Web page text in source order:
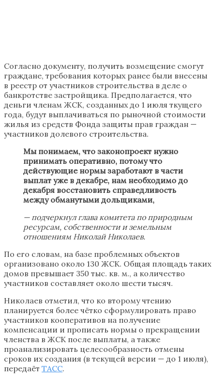
Согласно документу, получить возмещение смогут
граждане, требования которых ранее были внесены
в реестр от участников строительства в деле о
банкротстве застройщика. Предполагается, что
деньги членам ЖСК, созданных до 1 июля ткущего
года, будут выплачиваться по рыночной стоимости
жилья из средств Фонда защиты прав граждан —
участников долевого строительства.
Мы понимаем, что законопроект нужно
принимать оперативно, потому что
действующие нормы заработают в части
выплат уже в декабре, нам необходимо до
декабря восстановить справедливость
между обманутыми дольщиками,
— подчеркнул глава комитета по природным
ресурсам, собственности и земельным
отношениям Николай Николаев.
По его словам, на базе проблемных объектов
организовано около 130 ЖСК. Общая площадь таких
домов превышает 350 тыс. кв. м., а количество
участников составляет около шести тысяч.
Николаев отметил, что ко второму чтению
планируется более чётко сформулировать право
участников кооперативов на получение
компенсации и прописать нормы о прекращении
членства в ЖСК после выплаты, а также
проанализировать целесообразность отмены
сроков их создания (в текущей версии — до 1 июля),
передаёт ТАСС.